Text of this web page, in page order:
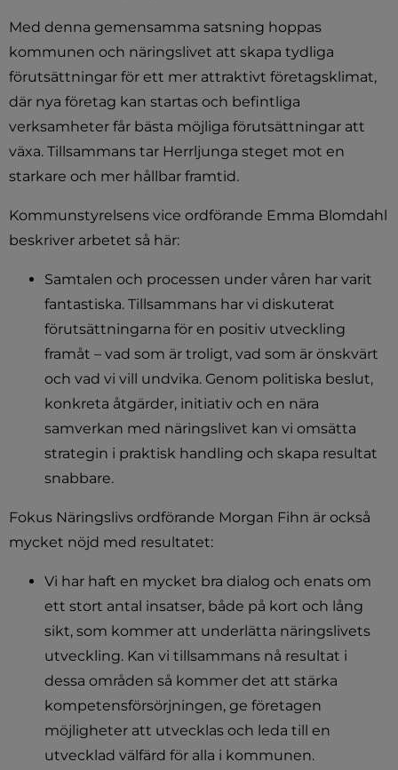
Med denna gemensamma satsning hoppas
kommunen och näringslivet att skapa tydliga
förutsättningar för ett mer attraktivt företagsklimat,
där nya företag kan startas och befintliga
verksamheter får bästa möjliga förutsättningar att
växa. Tillsammans tar Herrljunga steget mot en
starkare och mer hållbar framtid.
Kommunstyrelsens vice ordförande Emma Blomdahl
beskriver arbetet så här:
Samtalen och processen under våren har varit
fantastiska. Tillsammans har vi diskuterat
förutsättningarna för en positiv utveckling
framåt – vad som är troligt, vad som är önskvärt
och vad vi vill undvika. Genom politiska beslut,
konkreta åtgärder, initiativ och en nära
samverkan med näringslivet kan vi omsätta
strategin i praktisk handling och skapa resultat
snabbare.
Fokus Näringslivs ordförande Morgan Fihn är också
mycket nöjd med resultatet:
Vi har haft en mycket bra dialog och enats om
ett stort antal insatser, både på kort och lång
sikt, som kommer att underlätta näringslivets
utveckling. Kan vi tillsammans nå resultat i
dessa områden så kommer det att stärka
kompetensförsörjningen, ge företagen
möjligheter att utvecklas och leda till en
utvecklad välfärd för alla i kommunen.